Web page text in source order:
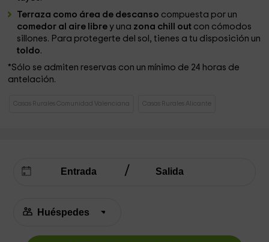
Terraza como área de descanso compuesta por un
comedor al aire libre y una zona chill out con cómodos
sillones. Para protegerte del sol, tienes a tu disposición un
toldo.
*Sólo se admiten reservas con un mínimo de 24 horas de
antelación.
Casas Rurales Comunidad Valenciana Casas Rurales Alicante